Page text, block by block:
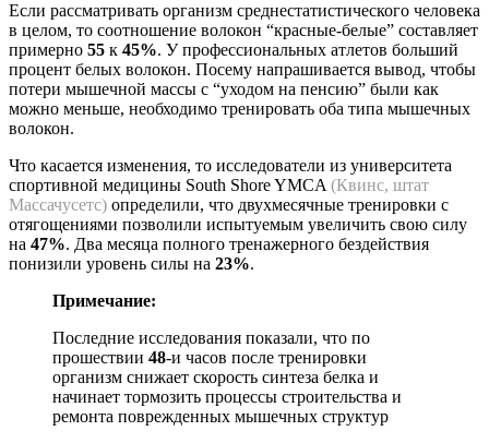
Если рассматривать организм среднестатистического человека
в целом, то соотношение волокон “красные-белые” составляет
примерно 55 к 45%. У профессиональных атлетов больший
процент белых волокон. Посему напрашивается вывод, чтобы
потери мышечной массы с “уходом на пенсию” были как
можно меньше, необходимо тренировать оба типа мышечных
волокон.
Что касается изменения, то исследователи из университета
спортивной медицины South Shore YMCA (Квинс, штат
Массачусетс) определили, что двухмесячные тренировки с
отягощениями позволили испытуемым увеличить свою силу
на 47%. Два месяца полного тренажерного бездействия
понизили уровень силы на 23%.
Примечание:
Последние исследования показали, что по
прошествии 48-и часов после тренировки
организм снижает скорость синтеза белка и
начинает тормозить процессы строительства и
ремонта поврежденных мышечных структур